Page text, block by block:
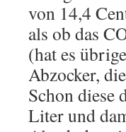
von 14,4
als ob das
(hat es
Abzocker,
Schon diese
Liter und